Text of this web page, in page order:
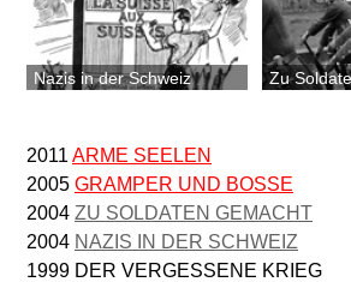
Nazis in der Schweiz Zu
2011 ARME SEELEN
2005 GRAMPER UND BOSSE
2004 ZU SOLDATEN GEMACHT
2004 NAZIS IN DER SCHWEIZ
1999 DER VERGESSENE KRIEG